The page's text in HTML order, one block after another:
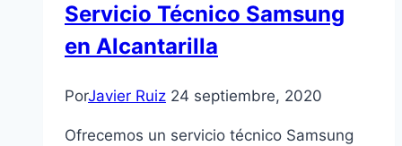
Servicio Técnico Samsung
en Alcantarilla
PorJavier Ruiz 24 septiembre, 2020
Ofrecemos un servicio técnico Samsung